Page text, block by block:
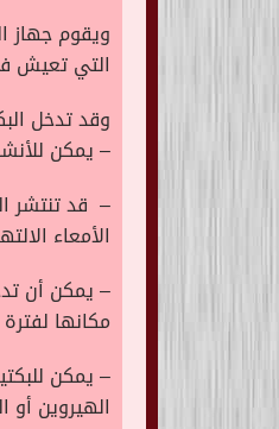
ويقوم جهاز
التي تعيش
وقد تدخل
– يمكن
– قد تنتشر
الأمعاء
– يمكن أن
مكانها
– يمكن
الهيروين أو